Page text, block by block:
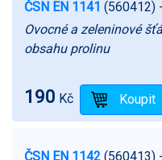
ČSN EN 1141 (560412)
Ovocné a zeleninové
obsahu prolinu
190 Kč
ČSN EN 1142 (560413)